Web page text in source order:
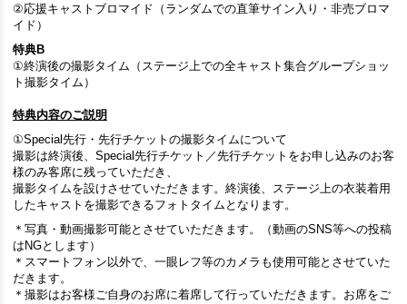
②応援キャストブロマイド（ランダムでの直筆サイン入り・非売ブロマ
イド）
特典B
①終演後の撮影タイム（ステージ上での全キャスト集合グループショッ
ト撮影タイム）
特典内容のご説明
①Special先行・先行チケットの撮影タイムについて
撮影は終演後、Special先行チケット／先行チケットをお申し込みのお客
様のみ客席に残っていただき、
撮影タイムを設けさせていただきます。終演後、ステージ上の衣装着用
したキャストを撮影できるフォトタイムとなります。
＊写真・動画撮影可能とさせていただきます。（動画のSNS等への投稿
はNGとします）
＊スマートフォン以外で、一眼レフ等のカメラも使用可能とさせていた
だきます。
＊撮影はお客様ご自身のお席に着席して行っていただきます。お席をご